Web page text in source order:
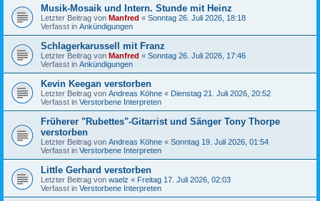
Musik-Mosaik und Intern. Stunde mit Heinz
Letzter Beitrag von Manfred « Sonntag 26. Juli 2026, 18:18
Verfasst in Ankündigungen
Schlagerkarussell mit Franz
Letzter Beitrag von Manfred « Sonntag 26. Juli 2026, 17:46
Verfasst in Ankündigungen
Kevin Keegan verstorben
Letzter Beitrag von Andreas Köhne « Dienstag 21. Juli 2026, 20:52
Verfasst in Verstorbene Interpreten
Früherer "Rubettes"-Gitarrist und Sänger Tony Thorpe
verstorben
Letzter Beitrag von Andreas Köhne « Sonntag 19. Juli 2026, 01:54
Verfasst in Verstorbene Interpreten
Little Gerhard verstorben
Letzter Beitrag von waelz « Freitag 17. Juli 2026, 02:03
Verfasst in Verstorbene Interpreten